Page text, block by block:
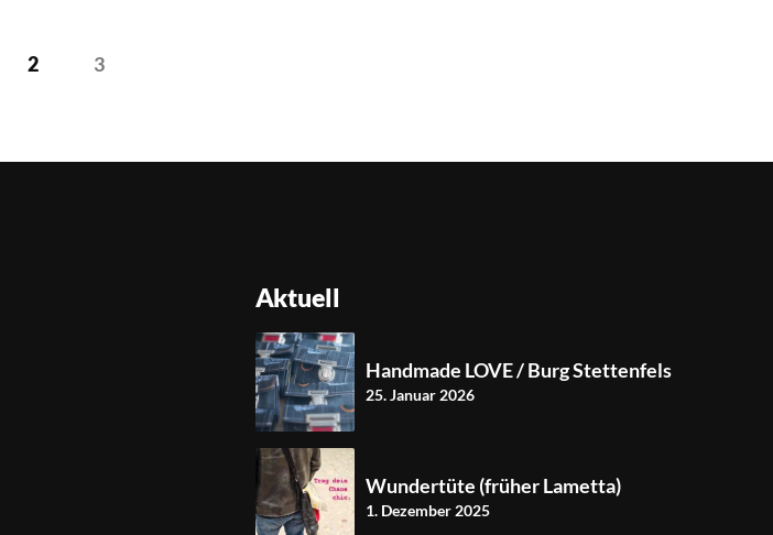
2 3
Aktuell
Handmade LOVE / Burg Stettenfels
25. Januar 2026
Wundertüte (früher Lametta)
1. Dezember 2025